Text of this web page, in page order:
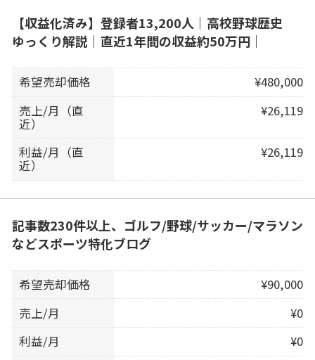
【収益化済み】登録者13,200人｜高校野球歴史
ゆっくり解説｜直近1年間の収益約50万円｜
希望売却価格
¥480,000
売上/月（直
近）
¥26,119
利益/月（直
近）
¥26,119
記事数230件以上、ゴルフ/野球/サッカー/マラソン
などスポーツ特化ブログ
希望売却価格
¥90,000
売上/月
¥0
利益/月
¥0